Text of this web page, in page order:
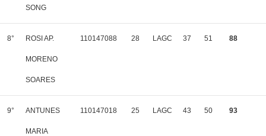
SONG
8° ROSI AP.
MORENO
SOARES
110147088 28 LAGC 37 51 88
9° ANTUNES
MARIA
110147018 25 LAGC 43 50 93